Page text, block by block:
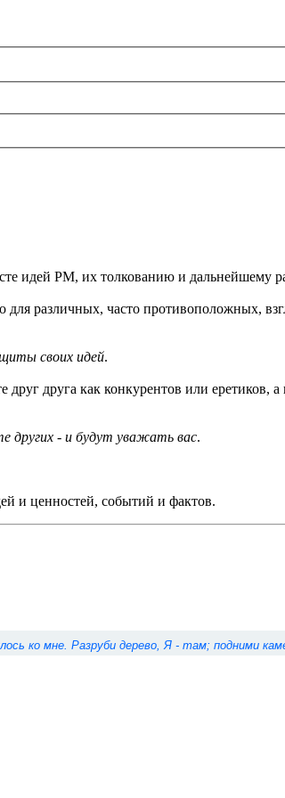
идей РМ, их толкованию и дальнейшему
для различных, часто противоположных,
своих идей.
друга как конкурентов или
других - и будут уважать вас.
и ценностей, событий и фактов.
ко мне. Разруби дерево, Я - там; подними